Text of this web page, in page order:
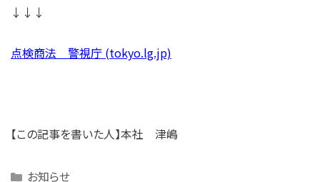
↓↓↓
点検商法 警視庁 (tokyo.lg.jp)
【この記事を書いた人】本社 津嶋
Categories
お知らせ